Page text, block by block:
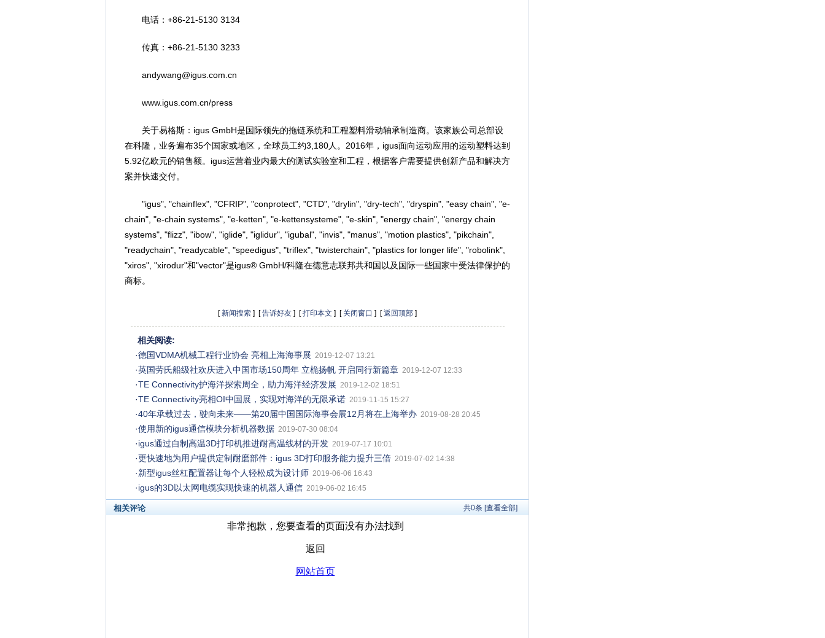
电话：+86-21-5130 3134
传真：+86-21-5130 3233
andywang@igus.com.cn
www.igus.com.cn/press
关于易格斯：igus GmbH是国际领先的拖链系统和工程塑料滑动轴承制造商。该家族公司总部设
在科隆，业务遍布35个国家或地区，全球员工约3,180人。2016年，igus面向运动应用的运动塑料达到
5.92亿欧元的销售额。igus运营着业内最大的测试实验室和工程，根据客户需要提供创新产品和解决方
案并快速交付。
"igus", "chainflex", "CFRIP", "conprotect", "CTD", "drylin", "dry-tech", "dryspin", "easy chain", "e-
chain", "e-chain systems", "e-ketten", "e-kettensysteme", "e-skin", "energy chain", "energy chain
systems", "flizz", "ibow", "iglide", "iglidur", "igubal", "invis", "manus", "motion plastics", "pikchain",
"readychain", "readycable", "speedigus", "triflex", "twisterchain", "plastics for longer life", "robolink",
"xiros", "xirodur"和"vector"是igus® GmbH/科隆在德意志联邦共和国以及国际一些国家中受法律保护的
商标。
[新闻搜索 ] [告诉好友 ] [打印本文 ] [ 关闭窗口 ] [返回顶部 ]
相关阅读:
·德国VDMA机械工程行业协会 亮相上海海事展 2019-12-07 13:21
·英国劳氏船级社欢庆进入中国市场150周年 立桅扬帆 开启同行新篇章 2019-12-07 12:33
·TE Connectivity护海洋探索周全，助力海洋经济发展 2019-12-02 18:51
·TE Connectivity亮相OI中国展，实现对海洋的无限承诺 2019-11-15 15:27
·40年承载过去，驶向未来——第20届中国国际海事会展12月将在上海举办 2019-08-28 20:45
·使用新的igus通信模块分析机器数据 2019-07-30 08:04
·igus通过自制高温3D打印机推进耐高温线材的开发 2019-07-17 10:01
·更快速地为用户提供定制耐磨部件：igus 3D打印服务能力提升三倍 2019-07-02 14:38
·新型igus丝杠配置器让每个人轻松成为设计师 2019-06-06 16:43
·igus的3D以太网电缆实现快速的机器人通信 2019-06-02 16:45
共0条 [查看全部]
相关评论